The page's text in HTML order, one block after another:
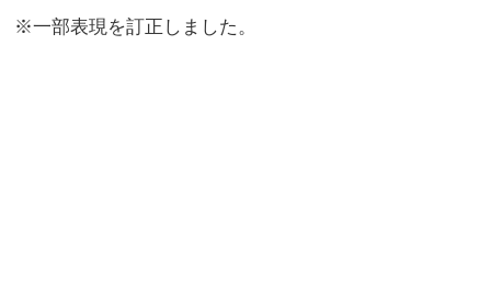
※一部表現を訂正しました。